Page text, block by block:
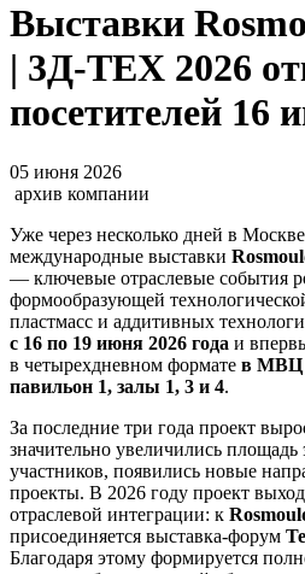
Выставки
| 3Д-ТЕХ 2026
посетителей 16
05 июня 2026
архив компании
Уже через несколько дней в
международные выставки
— ключевые отраслевые события
формообразующей
пластмасс и аддитивных
с 16 по 19 июня 2026 года и
в четырехдневном формате в МВЦ
павильон 1, залы 1, 3 и 4.
За последние три года проект
значительно увеличились
участников, появились новые
проекты. В 2026 году проект
отраслевой интеграции: к
присоединяется выставка-форум
Благодаря этому формируется